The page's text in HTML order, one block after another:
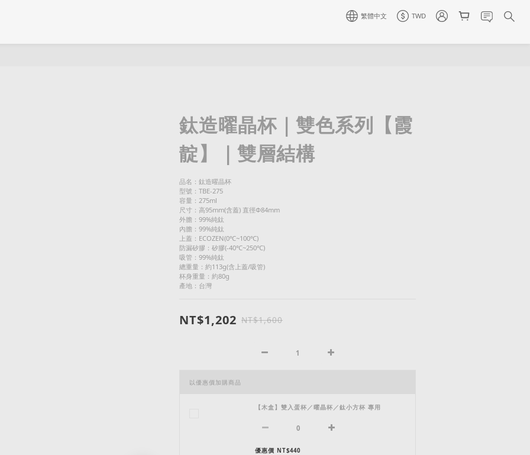
繁體中文 TWD
鈦造曜晶杯｜雙色系列【霞
靛】｜雙層結構
品名：鈦造曜晶杯
型號：TBE-275
容量：275ml
尺寸：高95mm(含蓋) 直徑Φ84mm
外膽：99%純鈦
內膽：99%純鈦
上蓋：ECOZEN(0℃~100℃)
防漏矽膠：矽膠(-40℃~250℃)
吸管：99%純鈦
總重量：約113g(含上蓋/吸管)
杯身重量：約80g
產地：台灣
NT$1,202 NT$1,600
以優惠價加購商品
【木盒】雙入蛋杯／曜晶杯／鈦小方杯 專用
優惠價 NT$440